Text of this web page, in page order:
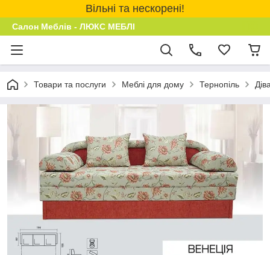
Вільні та нескорені!
Салон Меблів - ЛЮКС МЕБЛІ
Товари та послуги Меблі для дому Тернопіль